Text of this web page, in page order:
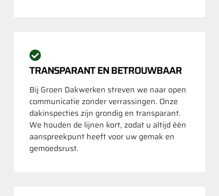
TRANSPARANT EN BETROUWBAAR
Bij Groen Dakwerken streven we naar open
communicatie zonder verrassingen. Onze
dakinspecties zijn grondig en transparant.
We houden de lijnen kort, zodat u altijd één
aanspreekpunt heeft voor uw gemak en
gemoedsrust.